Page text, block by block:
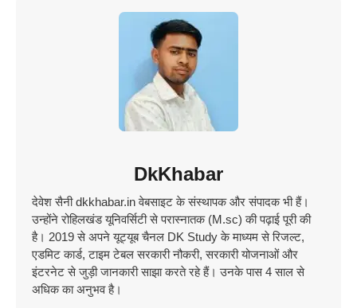
DkKhabar
देवेश सैनी dkkhabar.in वेबसाइट के संस्थापक और संपादक भी हैं।
उन्होंने रोहिलखंड यूनिवर्सिटी से परास्नातक (M.sc) की पढ़ाई पूरी की
है। 2019 से अपने यूट्यूब चैनल DK Study के माध्यम से रिजल्ट,
एडमिट कार्ड, टाइम टेबल सरकारी नौकरी, सरकारी योजनाओं और
इंटरनेट से जुड़ी जानकारी साझा करते रहे हैं। उनके पास 4 साल से
अधिक का अनुभव है।